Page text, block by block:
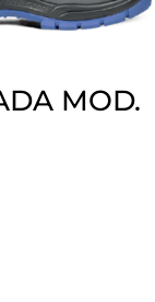
MOD.